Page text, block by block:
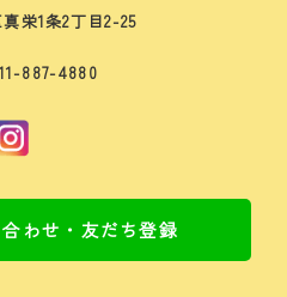
栄1条2丁目2-25
887-4880
わせ・友だち登録